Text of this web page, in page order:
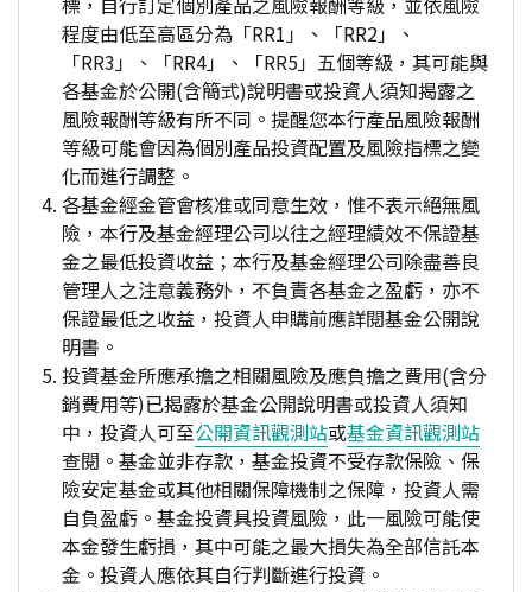
程度由低至高區分為「RR1」、「RR2」、
「RR3」、「RR4」、「RR5」五個等級，其可能與
各基金於公開(含簡式)說明書或投資人須知揭露之
風險報酬等級有所不同。提醒您本行產品風險報酬
等級可能會因為個別產品投資配置及風險指標之變
化而進行調整。
各基金經金管會核准或同意生效，惟不表示絕無風
險，本行及基金經理公司以往之經理績效不保證基
金之最低投資收益；本行及基金經理公司除盡善良
管理人之注意義務外，不負責各基金之盈虧，亦不
保證最低之收益，投資人申購前應詳閱基金公開說
明書。
投資基金所應承擔之相關風險及應負擔之費用(含分
銷費用等)已揭露於基金公開說明書或投資人須知
中，投資人可至公開資訊觀測站或基金資訊觀測站
查閱。基金並非存款，基金投資不受存款保險、保
險安定基金或其他相關保障機制之保障，投資人需
自負盈虧。基金投資具投資風險，此一風險可能使
本金發生虧損，其中可能之最大損失為全部信託本
金。投資人應依其自行判斷進行投資。